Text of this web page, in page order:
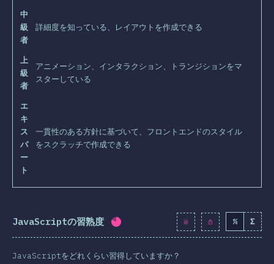
中
級
者
詳細度を知っている、レイアウトを作成できる
上
級
者
アニメーション、インタラクション、トランジションをマ
スターしている
エ
キ
ス
パ
ー
ト
一貫性のある方針に基づいて、フロントエンドのスタイル
をスクラッチで作成できる
JavaScriptの習熟度 回答記入率： 80.4 % (9236 )
% Σ
JavaScriptをどれくらい習得していますか？